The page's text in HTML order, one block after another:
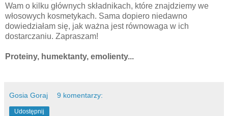
Wam o kilku głównych składnikach, które znajdziemy we
włosowych kosmetykach. Sama dopiero niedawno
dowiedziałam się, jak ważna jest równowaga w ich
dostarczaniu. Zapraszam!
Proteiny, humektanty, emolienty...
Gosia Goraj 9 komentarzy:
Udostępnij